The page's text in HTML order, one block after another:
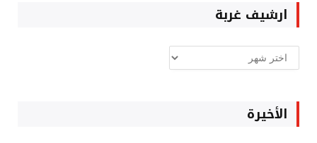
ارشيف غربة
ارشيف
غربة
الأخيرة